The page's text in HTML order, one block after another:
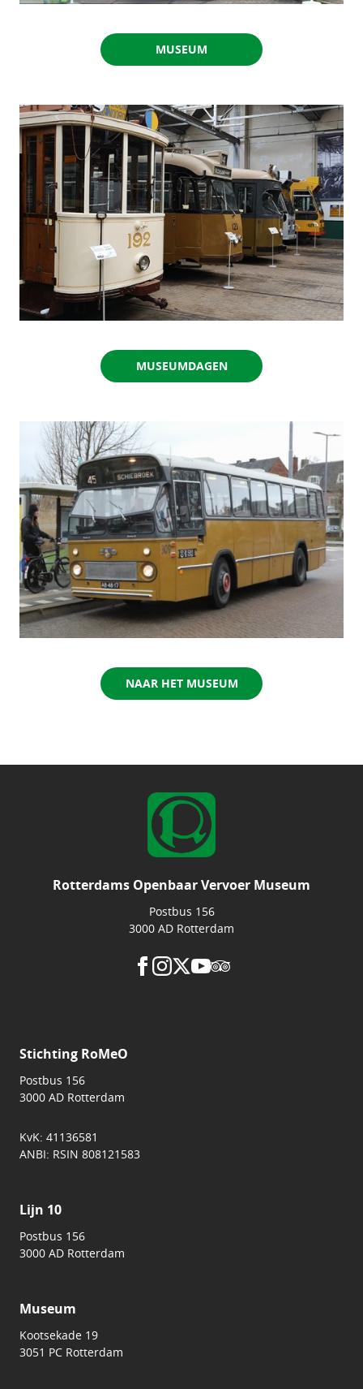
MUSEUM
MUSEUMDAGEN
NAAR HET MUSEUM
Rotterdams Openbaar Vervoer Museum
Postbus 156
3000 AD Rotterdam
Stichting RoMeO
Postbus 156
3000 AD Rotterdam
KvK: 41136581
ANBI: RSIN 808121583
Lijn 10
Postbus 156
3000 AD Rotterdam
Museum
Kootsekade 19
3051 PC Rotterdam